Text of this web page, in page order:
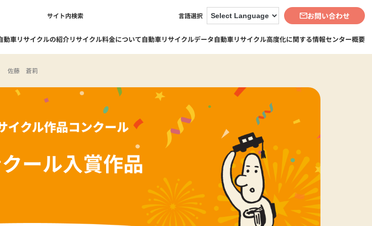
サイト内検索 言語選択 お問い合わせ
動車リサイクルの紹介
1-1. 自動車リサイクルを知る
要
1-1-3. 自動車リサイクル制度の成
リサイクル料金について自動車リサイクルデータ
3-2. 自動車リサイクルデータBook
3-2-1. 自動車リサイクルデータビ
ュー（地図・グラフ化）
自動車リサイクル高度化に関する情報センター概要
5-3. 事業
5-3-1. 資金管理業務
5-3-2. 再資源化等業務
5-3-3. 情報管理業務
佐藤 蒼莉
イクル作品コンクール
ール入賞作品